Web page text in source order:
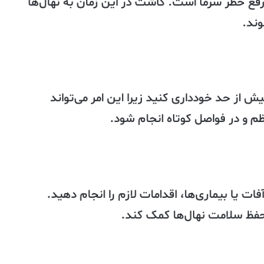
از حد خودداری کنید زیرا این امر می‌تواند
و در فواصل کوتاه انجام شود.
بیماری‌ها، اقدامات لازم را انجام دهید.
حفظ سلامت نهال‌ها کمک کند.